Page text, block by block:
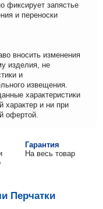
фиксирует запястье
и переноски
вносить изменения
изделия, не
и
извещения.
характеристики
характер и ни при
офертой.
Гарантия
На весь товар
Перчатки